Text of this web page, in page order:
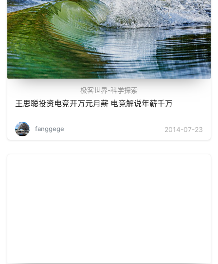
极客世界-科学探索
王思聪投资电竞开万元月薪 电竞解说年薪千万
fanggege 2014-07-23